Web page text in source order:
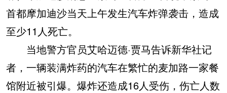
首都摩加迪沙当天上午发生汽车炸弹袭击，造成
至少11人死亡。
当地警方官员艾哈迈德·贾马告诉新华社记
者，一辆装满炸药的汽车在繁忙的麦加路一家餐
馆附近被引爆。爆炸还造成16人受伤，伤亡人数